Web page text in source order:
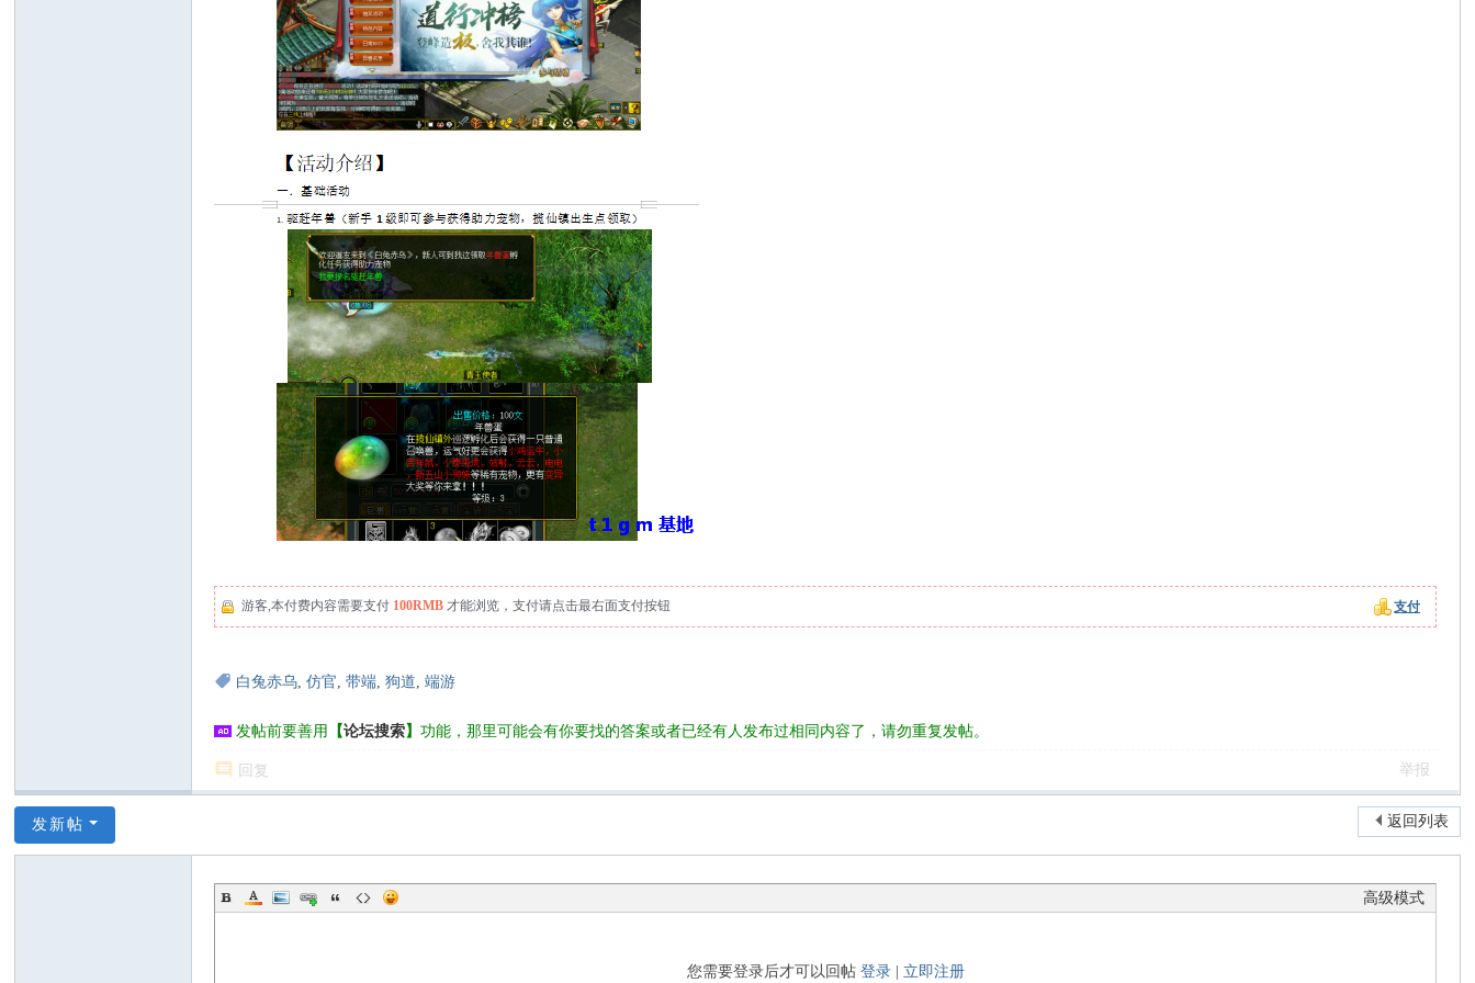
游客,本付费内容需要支付 100RMB 才能浏览，支付请点击最右面支付按钮 支付
白兔赤乌,仿官,带端,狗道,端游
发帖前要善用 【论坛搜索】功能，那里可能会有你要找的答案或者已经有人发布过相同内容了，请勿重复发帖。
回复 举报
返回列表
发新帖
高级模式
您需要登录后才可以回帖 登录| 立即注册